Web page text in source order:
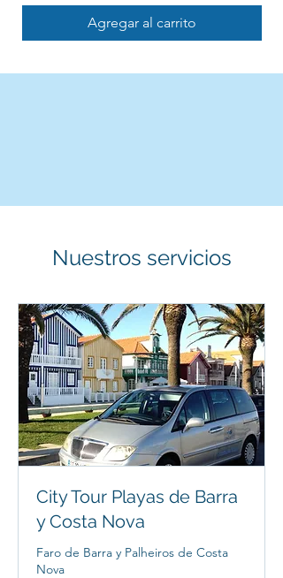
Agregar al carrito
Nuestros servicios
City Tour Playas de Barra
y Costa Nova
Faro de Barra y Palheiros de Costa
Nova